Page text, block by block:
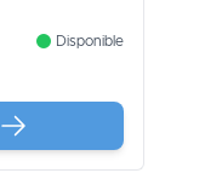
Disponible